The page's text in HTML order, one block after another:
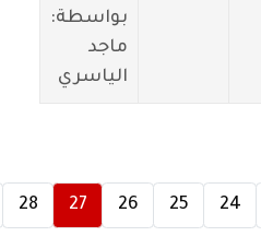
بواسطة:
ماجد
الياسري
24
25
26
27
28